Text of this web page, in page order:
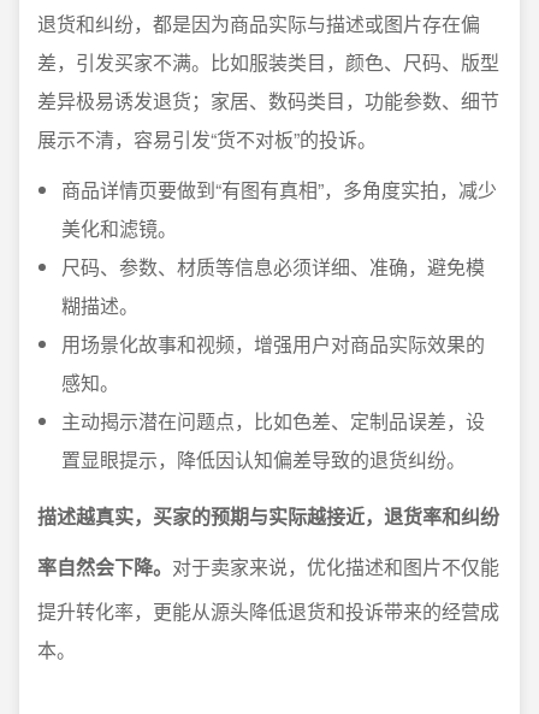
退货和纠纷，都是因为商品实际与描述或图片存在偏
差，引发买家不满。比如服装类目，颜色、尺码、版型
差异极易诱发退货；家居、数码类目，功能参数、细节
展示不清，容易引发“货不对板”的投诉。
商品详情页要做到“有图有真相”，多角度实拍，减少
美化和滤镜。
尺码、参数、材质等信息必须详细、准确，避免模
糊描述。
用场景化故事和视频，增强用户对商品实际效果的
感知。
主动揭示潜在问题点，比如色差、定制品误差，设
置显眼提示，降低因认知偏差导致的退货纠纷。
描述越真实，买家的预期与实际越接近，退货率和纠纷
率自然会下降。 对于卖家来说，优化描述和图片不仅能
提升转化率，更能从源头降低退货和投诉带来的经营成
本。